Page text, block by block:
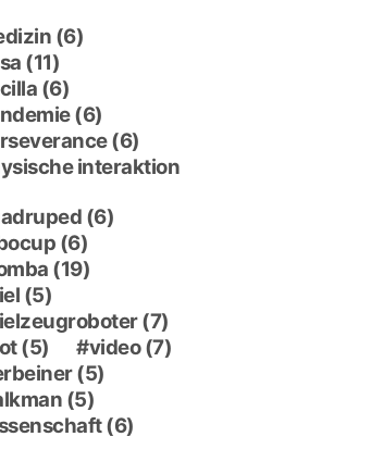
(6)
(11)
(6)
(6)
(6)
interaktion
(6)
(6)
(19)
(5)
(7)
(5) video(7)
(5)
(5)
(6)